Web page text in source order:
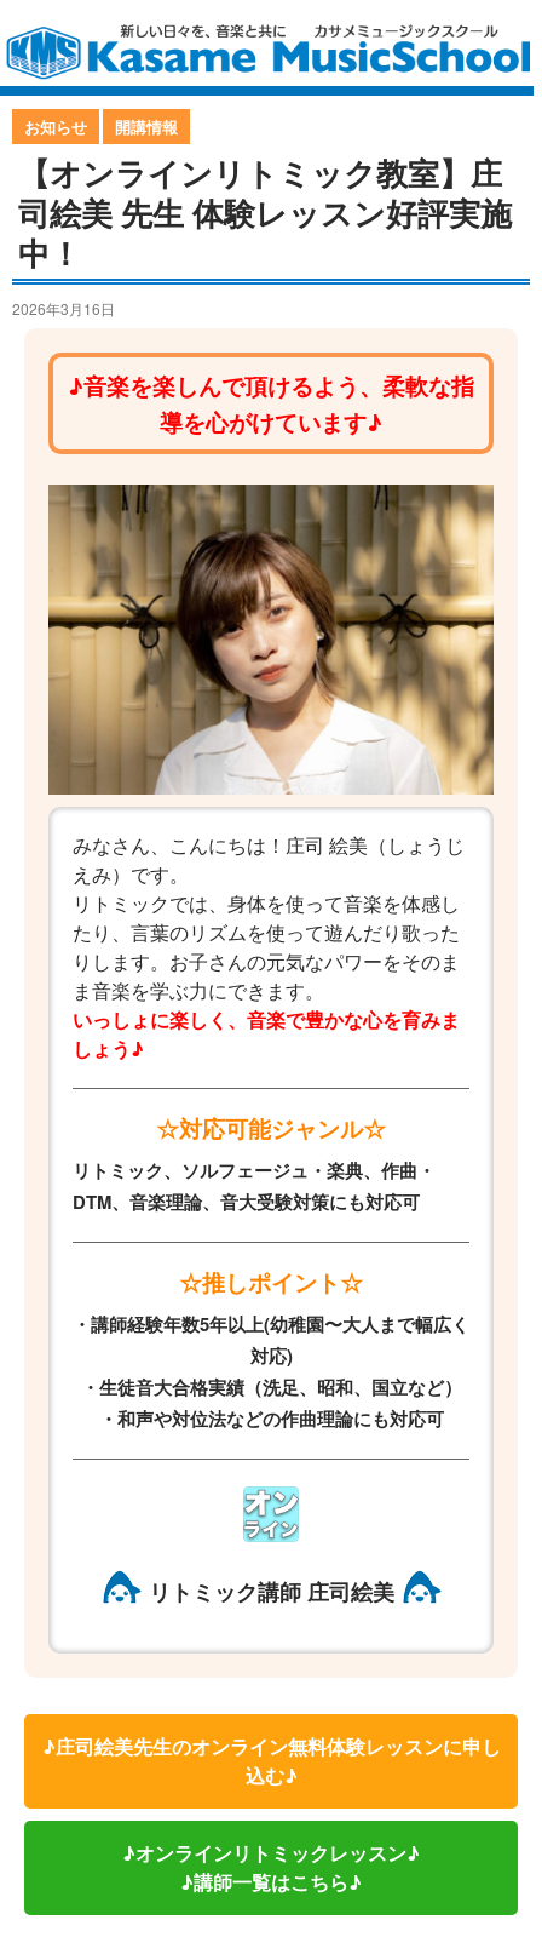
お知らせ 開講情報
【オンラインリトミック教室】庄
司絵美 先生 体験レッスン好評実施
中！
2026年3月16日
♪音楽を楽しんで頂けるよう、柔軟な指
導を心がけています♪
みなさん、こんにちは！庄司 絵美（しょうじ
えみ）です。
リトミックでは、身体を使って音楽を体感し
たり、言葉のリズムを使って遊んだり歌った
りします。お子さんの元気なパワーをそのま
ま音楽を学ぶ力にできます。
いっしょに楽しく、音楽で豊かな心を育みま
しょう♪
☆対応可能ジャンル☆
リトミック、ソルフェージュ・楽典、作曲・
DTM、音楽理論、音大受験対策にも対応可
☆推しポイント☆
・講師経験年数5年以上(幼稚園〜大人まで幅広く
対応)
・生徒音大合格実績（洗足、昭和、国立など）
・和声や対位法などの作曲理論にも対応可
リトミック講師 庄司絵美
♪庄司絵美先生のオンライン無料体験レッスンに申し
込む♪
♪オンラインリトミックレッスン♪
♪講師一覧はこちら♪